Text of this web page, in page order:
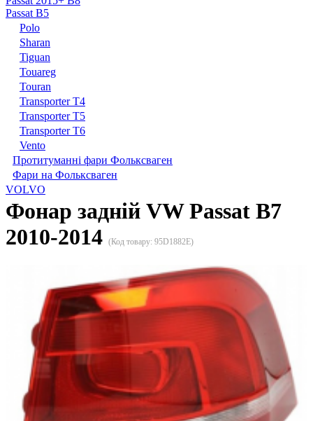
Passat B5
Polo
Sharan
Tiguan
Touareg
Touran
Transporter T4
Transporter T5
Transporter T6
Vento
Протитуманні фари Фольксваген
Фари на Фольксваген
VOLVO
Фонар задній VW Passat B7
2010-2014 (Код товару: 95D1882E)